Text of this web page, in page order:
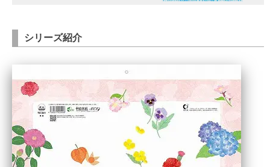
シリーズ紹介